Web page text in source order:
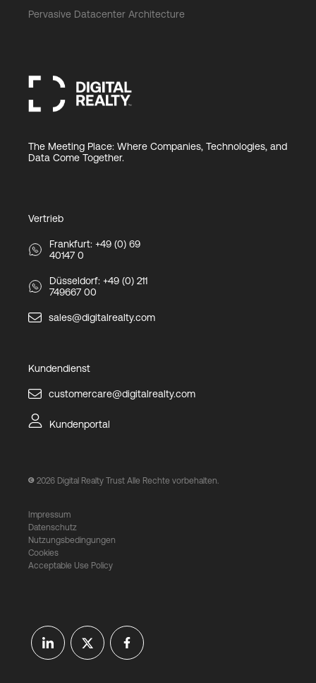
Pervasive Datacenter Architecture
The Meeting Place: Where Companies, Technologies, and
Data Come Together.
Vertrieb
Frankfurt: +49 (0) 69
40147 0
Düsseldorf: +49 (0) 211
749667 00
sales@digitalrealty.com
Kundendienst
customercare@digitalrealty.com
Kundenportal
2026 Digital Realty Trust Alle Rechte vorbehalten.
Impressum
Datenschutz
Nutzungsbedingungen
Cookies
Acceptable Use Policy